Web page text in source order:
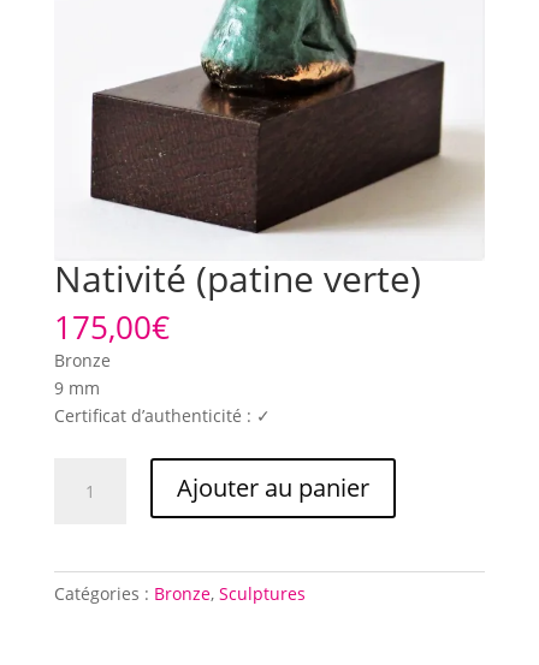
Nativité (patine verte)
175,00€
Bronze
9 mm
Certificat d’authenticité : ✓
Ajouter au panier
Catégories : Bronze, Sculptures